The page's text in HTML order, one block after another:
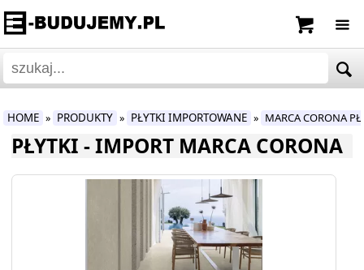
HOME » PRODUKTY » PŁYTKI IMPORTOWANE » MARCA CORONA
PŁYTKI - IMPORT MARCA CORONA